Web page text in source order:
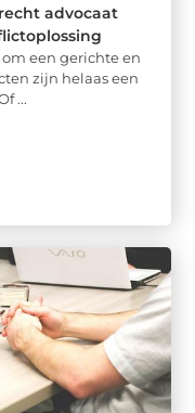
advocaat
een gerichte en
zijn helaas een
...